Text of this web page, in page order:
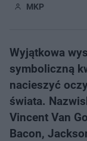
MKP
Wyjątkowa
symboliczną
nacieszyć
świata.
Vincent Van
Bacon,